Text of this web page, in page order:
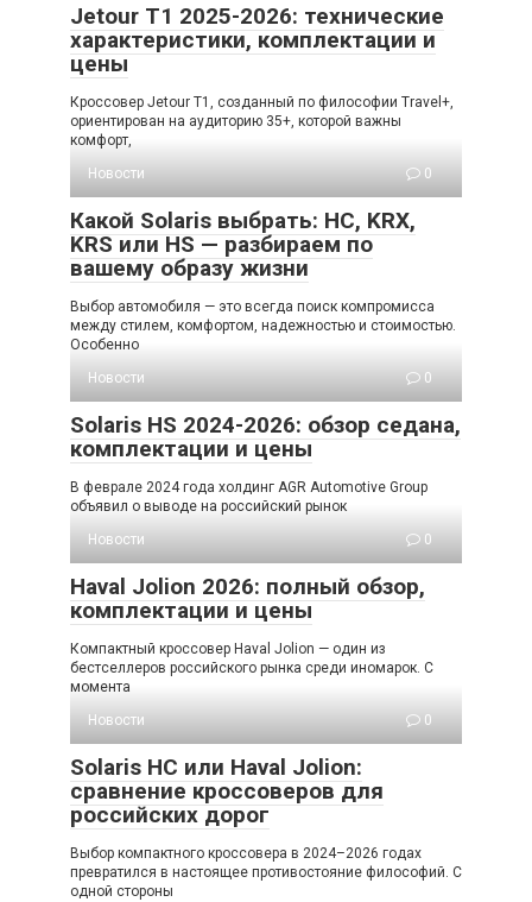
Jetour T1 2025-2026: технические
характеристики, комплектации и
цены
Кроссовер Jetour T1, созданный по философии Travel+,
ориентирован на аудиторию 35+, которой важны
комфорт,
Новости
0
Какой Solaris выбрать: HC, KRX,
KRS или HS — разбираем по
вашему образу жизни
Выбор автомобиля — это всегда поиск компромисса
между стилем, комфортом, надежностью и стоимостью.
Особенно
Новости
0
Solaris HS 2024-2026: обзор седана,
комплектации и цены
В феврале 2024 года холдинг AGR Automotive Group
объявил о выводе на российский рынок
Новости
0
Haval Jolion 2026: полный обзор,
комплектации и цены
Компактный кроссовер Haval Jolion — один из
бестселлеров российского рынка среди иномарок. С
момента
Новости
0
Solaris HC или Haval Jolion:
сравнение кроссоверов для
российских дорог
Выбор компактного кроссовера в 2024–2026 годах
превратился в настоящее противостояние философий. С
одной стороны